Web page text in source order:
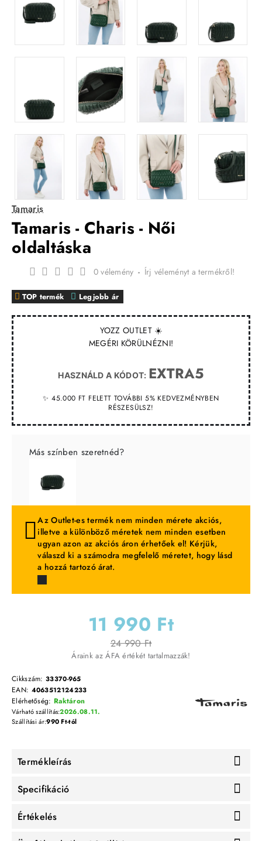
Tamaris
Tamaris - Charis - Női
oldaltáska
YOZZ OUTLET ☀️
MEGÉRI KÖRÜLNÉZNI!
HASZNÁLD A KÓDOT: EXTRA5
✨ 45.000 FT FELETT TOVÁBBI 5% KEDVEZMÉNYBEN
RÉSZESÜLSZ!
TOP termék Legjobb ár
0 vélemény - Írj véleményt a termékről!
11 990 Ft
24 990 Ft
Áraink az ÁFA értékét tartalmazzák!
Cikkszám: 33370-965
EAN: 4063512124233
Elérhetőség: Raktáron
Várható szállítás:2026.08.11.
Szállítási ár:990 Ft-tól
Más színben szeretnéd?
Az Outlet-es termék nem minden mérete akciós,
illetve a különböző méretek nem minden esetben
ugyan azon az akciós áron érhetőek el! Kérjük,
válaszd ki a számodra megfelelő méretet, hogy lásd
a hozzá tartozó árat.
Termékleírás
Specifikáció
Értékelés